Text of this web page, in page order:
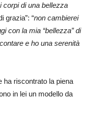
corpi di una bellezza
grazia”: “non cambierei
con la mia “bellezza” di
e ho una serenità
ha riscontrato la piena
in lei un modello da